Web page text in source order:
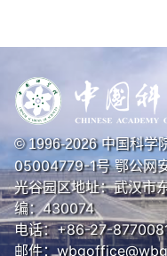
© 1996-2026中国科学
05004779-1号鄂公网
光谷园区地址：武汉市
编：430074
电话：+86-27-
邮件：